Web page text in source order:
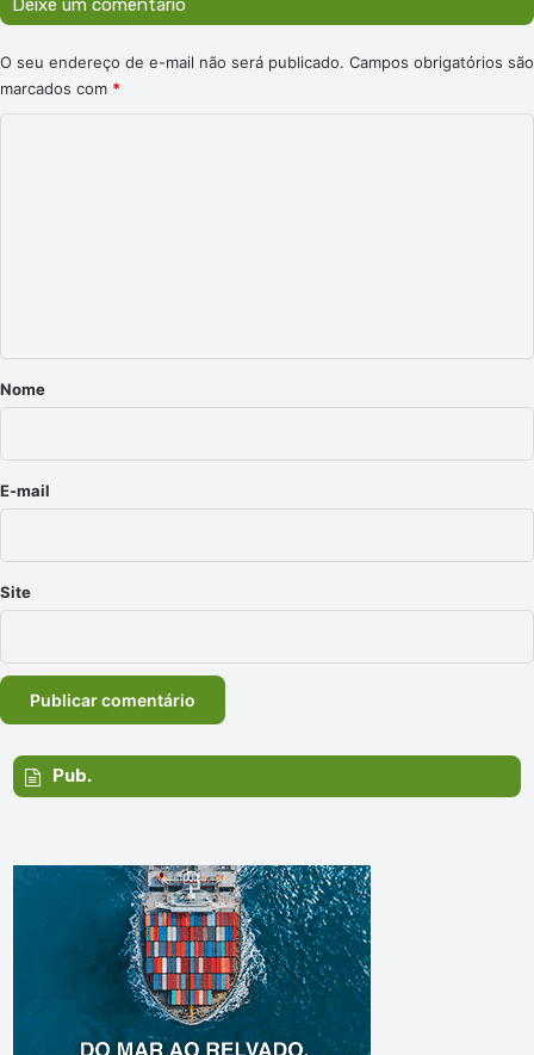
Deixe um comentário
O seu endereço de e-mail não será publicado. Campos obrigatórios são
marcados com *
r
o
*
Nome
E-mail
Site
Pub.